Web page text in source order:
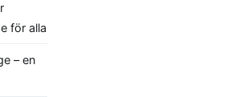
för alla
– en